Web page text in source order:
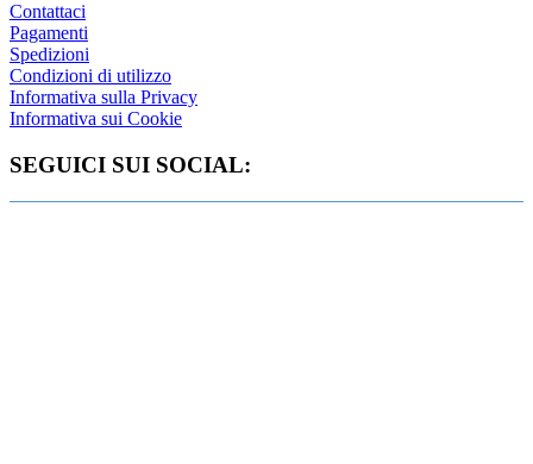
Contattaci
Pagamenti
Spedizioni
Condizioni di utilizzo
Informativa sulla Privacy
Informativa sui Cookie
SEGUICI SUI SOCIAL: